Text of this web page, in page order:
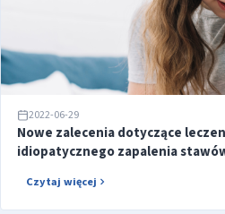
2022-06-29
Nowe zalecenia dotyczące
idiopatycznego zapalenia
Czytaj więcej